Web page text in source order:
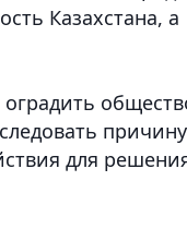
Казахстана, а
причину
для